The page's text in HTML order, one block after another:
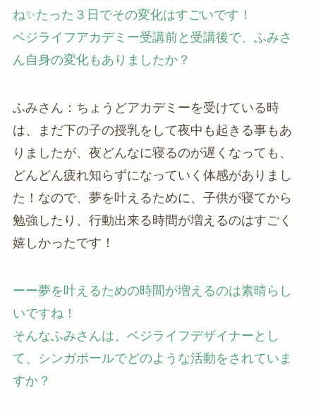
ね✨たった３日でその変化はすごいです！
ベジライフアカデミー受講前と受講後で、ふみさ
ん自身の変化もありましたか？
ふみさん：ちょうどアカデミーを受けている時
は、まだ下の子の授乳をして夜中も起きる事もあ
りましたが、夜どんなに寝るのが遅くなっても、
どんどん疲れ知らずになっていく体感がありまし
た！なので、夢を叶えるために、子供が寝てから
勉強したり、行動出来る時間が増えるのはすごく
嬉しかったです！
ーー夢を叶えるための時間が増えるのは素晴らし
いですね！
そんなふみさんは、ベジライフデザイナーとし
て、シンガポールでどのような活動をされていま
すか？